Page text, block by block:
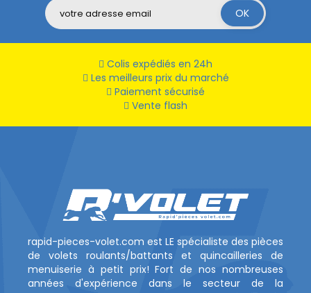
Colis expédiés en 24h
Les meilleurs prix du marché
Paiement sécurisé
Vente flash
rapid-pieces-volet.com est LE spécialiste des pièces
de volets roulants/battants et quincailleries de
menuiserie à petit prix! Fort de nos nombreuses
années d'expérience dans le secteur de la